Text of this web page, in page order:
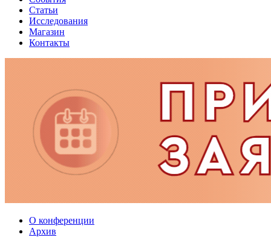
Статьи
Исследования
Магазин
Контакты
О конференции
Архив